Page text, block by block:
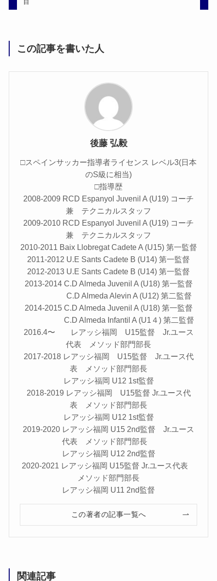
目
この記事を書いた人
後藤 弘毅
□スペインサッカー指導者ライセンス レベル3(日本
のS級に相当)
□指導歴
2008-2009 RCD Espanyol Juvenil A (U19) コーチ
兼 テクニカルスタッフ
2009-2010 RCD Espanyol Juvenil A (U19) コーチ
兼 テクニカルスタッフ
2010-2011 Baix Llobregat Cadete A (U15) 第一監督
2011-2012 U.E Sants Cadete B (U14) 第一監督
2012-2013 U.E Sants Cadete B (U14) 第一監督
2013-2014 C.D Almeda Juvenil A (U18) 第一監督
C.D Almeda Alevin A (U12) 第二監督
2014-2015 C.D Almeda Juvenil A (U18) 第一監督
C.D Almeda Infantil A (U1４) 第二監督
2016.4〜 レアッシ福岡 U15監督 Jr.ユース
代表 メソッド部門部長
2017-2018 レアッシ福岡 U15監督 Jr.ユース代
表 メソッド部門部長
レアッシ福岡 U12 1st監督
2018-2019 レアッシ福岡 U15監督 Jr.ユース代
表 メソッド部門部長
レアッシ福岡 U12 1st監督
2019-2020 レアッシ福岡 U15 2nd監督 Jr.ユース
代表 メソッド部門部長
レアッシ福岡 U12 2nd監督
2020-2021 レアッシ福岡 U15監督 Jr.ユース代表
メソッド部門部長
レアッシ福岡 U11 2nd監督
この著者の記事一覧へ
関連記事